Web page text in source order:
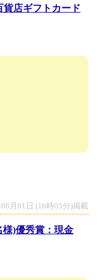
貨店ギフトカード
月01日 (16時05分)掲載
様)優秀賞：現金